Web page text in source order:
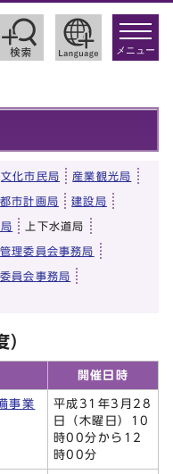
toggle
メニュー
文化市民局 産業観光局
都市計画局 建設局
上下水道局
理委員会事務局
員会事務局
）
開催日時
事業
平成31年3月28
日（木曜日）10
時00分から12
時00分